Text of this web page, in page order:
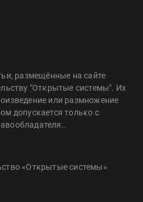
размещённые на сайте
"Открытые системы". Их
или размножение
допускается только с
«Открытые системы»